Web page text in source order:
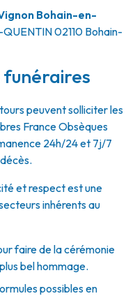
Bohain-en-
QUENTIN02110 Bohain-
funéraires
peuvent solliciter les
France Obsèques
24h/24 et 7j/7
et respect est une
inhérents au
faire de la cérémonie
bel hommage.
possibles en